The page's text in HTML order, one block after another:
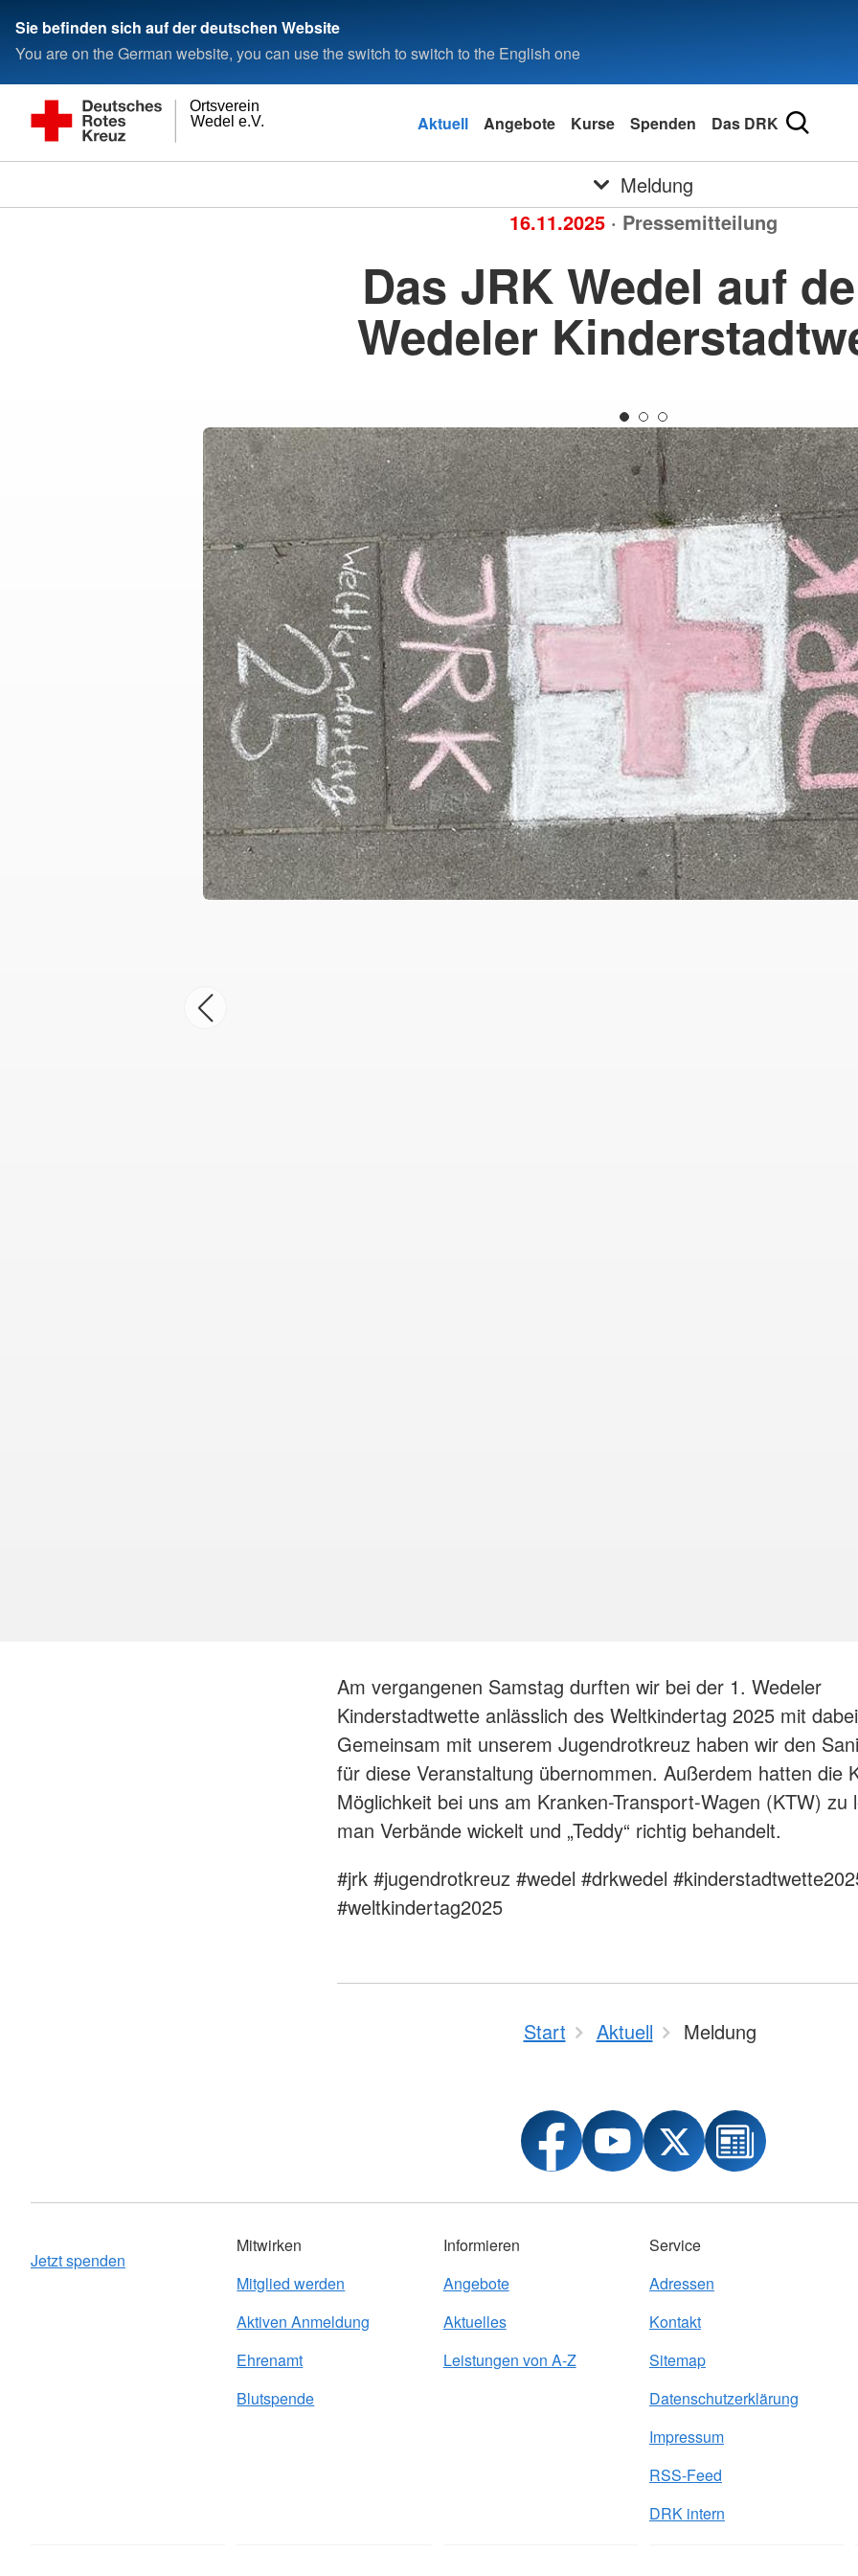
Sie befinden sich auf der deutschen Website
You are on the German website, you can use the switch to switch to the English one
Wedel e.V.
Ortsverein
Aktuell Angebote Kurse Spenden Das DRK
Meldung
16.11.2025 · Pressemitteilung
Das JRK Wedel auf
Wedeler
Am vergangenen Samstag durften wir bei der 1. Wedeler
Kinderstadtwette anlässlich des Weltkindertag 2025 mit
Gemeinsam mit unserem Jugendrotkreuz haben wir den
für diese Veranstaltung übernommen. Außerdem hatten die
Möglichkeit bei uns am Kranken-Transport-Wagen (KTW) zu
man Verbände wickelt und „Teddy“ richtig behandelt.
#jrk #jugendrotkreuz #wedel #drkwedel
#weltkindertag2025
Start Aktuell Meldung
Jetzt spenden
Mitwirken
Mitglied werden
Aktiven Anmeldung
Ehrenamt
Blutspende
Informieren
Angebote
Aktuelles
Leistungen von A-Z
Service
Adressen
Kontakt
Sitemap
Datenschutzerklärung
Impressum
RSS-Feed
DRK intern